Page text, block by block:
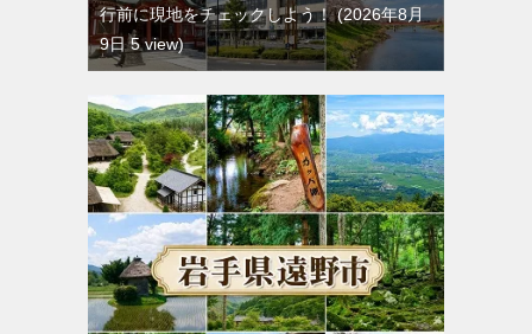
行前に現地をチェックしよう！ 2026年8月
9日 5 view